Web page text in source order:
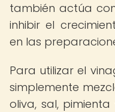
también actúa
inhibir el
en las
Para utilizar el
simplemente
oliva, sal,